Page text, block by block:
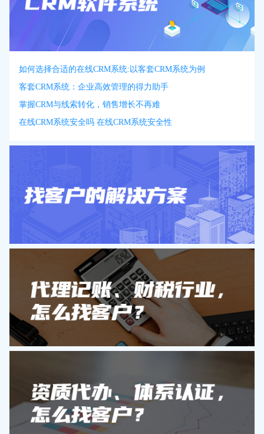
如何选择合适的在线CRM系统:以客套CRM系统为例
客套CRM系统：企业高效管理的得力助手
掌握CRM与线索转化，销售增长不再难
在线CRM系统安全吗 在线CRM系统安全性